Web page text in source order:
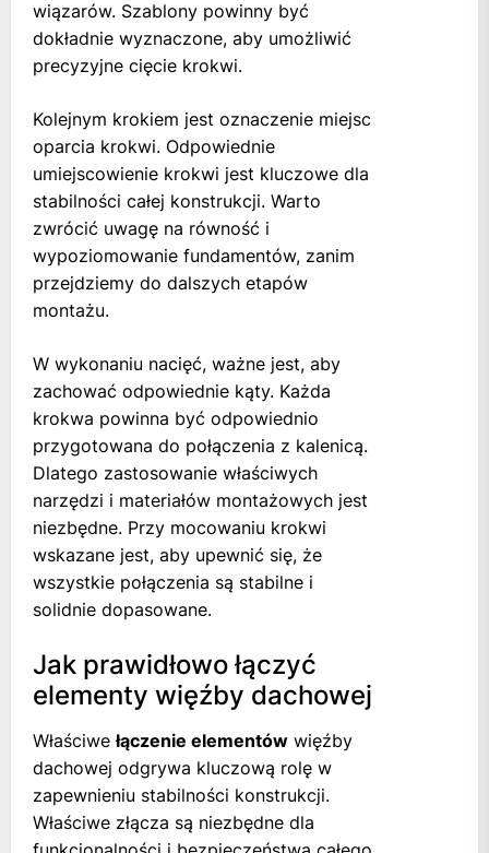
wiązarów. Szablony powinny być
dokładnie wyznaczone, aby umożliwić
precyzyjne cięcie krokwi.
Kolejnym krokiem jest oznaczenie miejsc
oparcia krokwi. Odpowiednie
umiejscowienie krokwi jest kluczowe dla
stabilności całej konstrukcji. Warto
zwrócić uwagę na równość i
wypoziomowanie fundamentów, zanim
przejdziemy do dalszych etapów
montażu.
W wykonaniu nacięć, ważne jest, aby
zachować odpowiednie kąty. Każda
krokwa powinna być odpowiednio
przygotowana do połączenia z kalenicą.
Dlatego zastosowanie właściwych
narzędzi i materiałów montażowych jest
niezbędne. Przy mocowaniu krokwi
wskazane jest, aby upewnić się, że
wszystkie połączenia są stabilne i
solidnie dopasowane.
Jak prawidłowo łączyć
elementy więźby dachowej
Właściwełączenie elementów więźby
dachowej odgrywa kluczową rolę w
zapewnieniu stabilności konstrukcji.
Właściwe złącza są niezbędne dla